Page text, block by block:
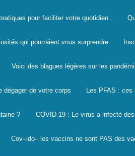
pour faciliter votre quotidien :
qui pourraient vous surprendre
Voici des blagues légères sur les
dégager de votre corps Les PFAS : ces
? COVID-19 : Le virus a infecté
Cov–ido– les vaccins ne sont PAS des